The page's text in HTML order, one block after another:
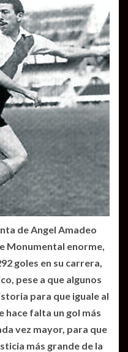
de Angel Amadeo
Monumental enorme,
goles en su carrera,
pese a que algunos
para que iguale al
hace falta un gol más
vez mayor, para que
más grande de la